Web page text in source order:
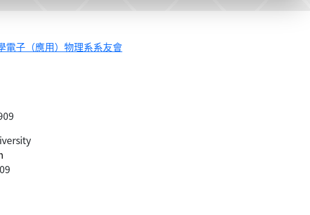
電子（應用）物理系系友會